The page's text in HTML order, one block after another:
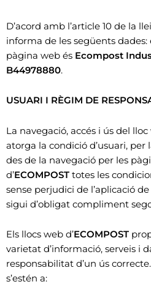
D’acord amb l’article 10 de la
informa de les següents dades:
pàgina web és Ecompost
B44978880.
USUARI I RÈGIM DE
La navegació, accés i ús del lloc
atorga la condició d’usuari, per
des de la navegació per les
d’ECOMPOST totes les
sense perjudici de l’aplicació
sigui d’obligat compliment
Els llocs web d’ECOMPOST
varietat d’informació, serveis i
responsabilitat d’un ús
s’estén a: